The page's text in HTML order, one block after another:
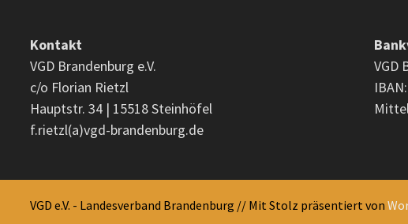
Kontakt
VGD Brandenburg e.V.
c/o Florian Rietzl
Hauptstr. 34 | 15518 Steinhöfel
f.rietzl(a)vgd-brandenburg.de
VGD
VGD e.V. - Landesverband Brandenburg // Mit Stolz präsentiert von